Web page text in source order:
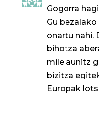
Gogorra
Gu
onartu nahi.
bihotza
mile aunitz
bizitza
Europak